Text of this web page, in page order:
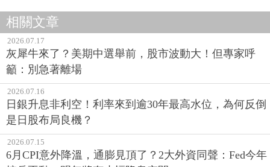
相關文章
2026.07.17
灰犀牛來了？美期中選舉前，股市波動大！但專家呼
籲：別急著離場
2026.07.16
日銀升息非利空！利率來到逾30年最高水位，為何反倒
是日股布局良機？
2026.07.15
6月CPI意外降溫，通膨見頂了？2大外資同聲：Fed今年